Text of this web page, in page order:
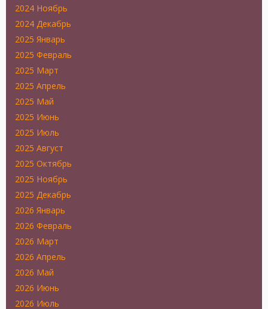
2024 Ноябрь
2024 Декабрь
2025 Январь
2025 Февраль
2025 Март
2025 Апрель
2025 Май
2025 Июнь
2025 Июль
2025 Август
2025 Октябрь
2025 Ноябрь
2025 Декабрь
2026 Январь
2026 Февраль
2026 Март
2026 Апрель
2026 Май
2026 Июнь
2026 Июль